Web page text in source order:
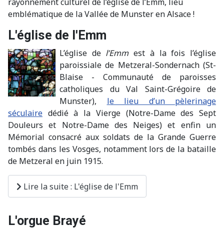
emblématique de la Vallée de Munster en Alsace !
L'église de l'Emm
L’église de l’Emmest à la fois l’église
paroissiale de Metzeral-Sondernach (St-
Blaise - Communauté de paroisses
catholiques du Val Saint-Grégoire de
Munster), le lieu d’un pèlerinage
séculaire dédié à la Vierge (Notre-Dame des Sept
Douleurs et Notre-Dame des Neiges) et enfin un
Mémorial consacré aux soldats de la Grande Guerre
tombés dans les Vosges, notamment lors de la bataille
de Metzeral en juin 1915.
Lire la suite : L'église de l'Emm
L'orgue Brayé